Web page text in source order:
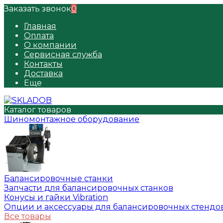
Заказать звонок0
Главная
Оплата
О компании
Сервисная служба
Контакты
Доставка
Еще
Каталог товаров
Шиномонтажное оборудование
Балансировочные станки
Запчасти для балансировочных станков
Конусы и гайки Vibration
Опции и аксессуары для балансировочных
Все товары